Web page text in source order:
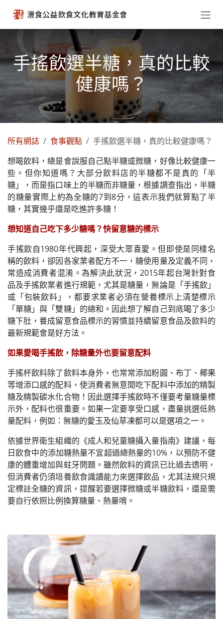
手搖飲選半糖，真的比較
健康嗎？
所有網誌 食事觀點
手搖飲選半糖，真的比較健康嗎？
想喝飲料，總是會說服自己點半糖或微糖，好像比較健康一
些。但你知道嗎？大部分飲料店的半糖都不是真的「半
糖」，而是指口味上的半糖而非糖量，根據調查指出，半糖
的糖量實際上約為全糖的7到8分，這表示我們就算點了半
糖，其實幾乎還是吃進許多糖！
想知道自己吃下多少糖嗎？快留意糖的標示
手搖飲自1980年代興起，深受大眾喜愛。但即使是同樣名
稱的飲料，卻因各家業者配方不一，糖使用量及定義不同，
常造成消費者混淆。為解決此狀況，2015年起台灣針對食
品及手搖飲業者進行規範，尤其是糖量，無論是「手搖飲」
或「包裝飲料」，都要求業者必須在營養標示上清楚標示
「單糖」與「雙糖」的總和。因此想了解自己到底喝了多少
糖下肚，養成留意食品標示的習慣並持續留意食品及飲料的
最新規範會是好方法。
如果愛喝手搖飲，除糖量外也要留意配料
手搖杯飲料除了飲料本身外，也常常添加粉圓、布丁、椰果
等增添口感的配料，使消費者無意間吃下配料中添加的精製
糖及精製碳水化合物！因此選擇手搖飲時不僅要考量糖量標
示外，配料也很重要。如果一定要享受口感，盡量挑選低熱
量配料，例如：無糖的愛玉及仙草凍都可以是選項之一。
依據世界衛生組織的《成人和兒童糖攝入量指南》建議，每
日飲食中的添加糖熱量不宜超過總熱量的10%，以預防不健
康的體重增加與蛀牙問題。雖然飲料的資訊已比過去透明，
但消費者仍須培養飲食識讀能力來選擇飲品，尤其法規只規
定標註全糖的資訊，提醒若要選擇微糖或半糖飲料，還是需
要自行依照比例換算糖量、熱量唷。